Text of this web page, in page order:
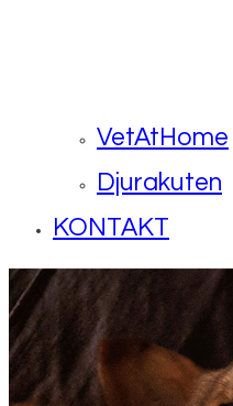
VetAtHome
Djurakuten
KONTAKT